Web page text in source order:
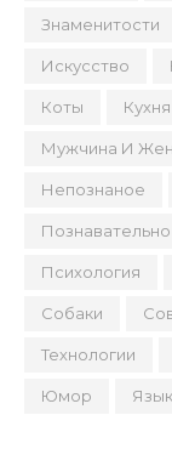
Знаменитости
Искусство
Коты Кухня
Мужчина И
Непознаное
Познавательно
Психология
Собаки
Технологии
Юмор Язык